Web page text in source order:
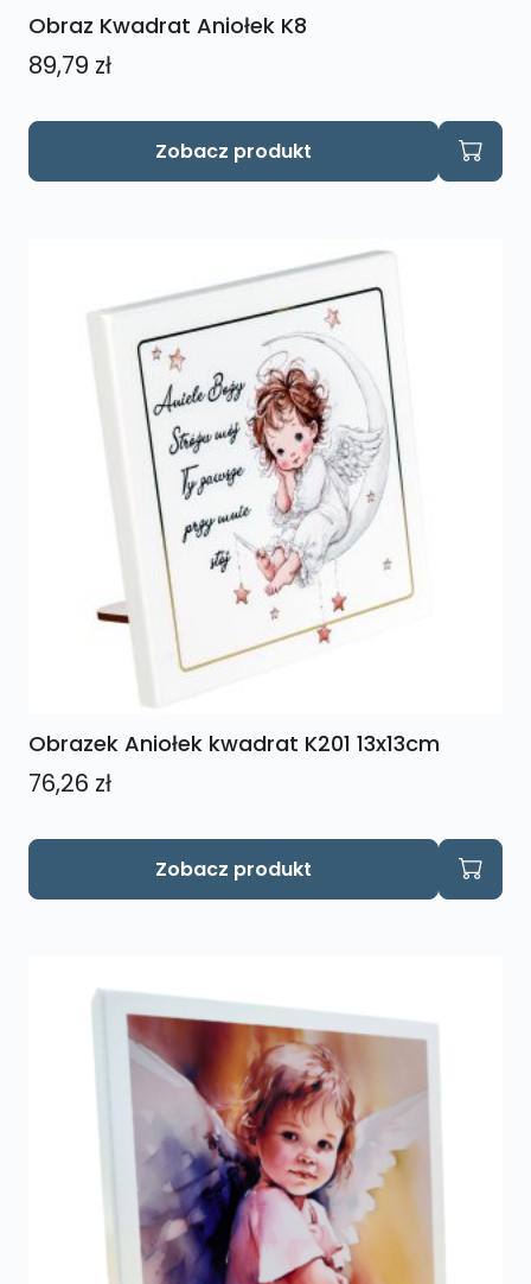
Obraz Kwadrat Aniołek K8
89,79 zł
Zobacz produkt
Obrazek Aniołek kwadrat K201 13x13cm
76,26 zł
Zobacz produkt